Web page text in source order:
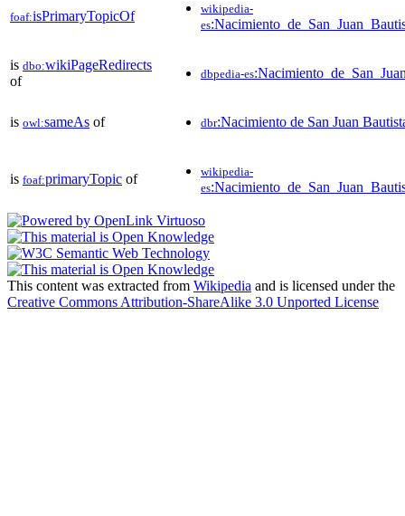
foaf:isPrimaryTopicOf
wikipedia-
es
is dbo:wikiPageRedirects
of
dbpedia-es
is owl:sameAs of dbr:Nacimiento de San Juan
is foaf:primaryTopic of
wikipedia-
es
This content was extracted from Wikipedia and is licensed under the
Creative Commons Attribution-ShareAlike 3.0 Unported License